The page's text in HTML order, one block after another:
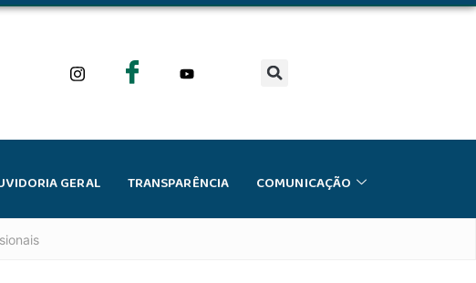
GERAL TRANSPARÊNCIA COMUNICAÇÃO